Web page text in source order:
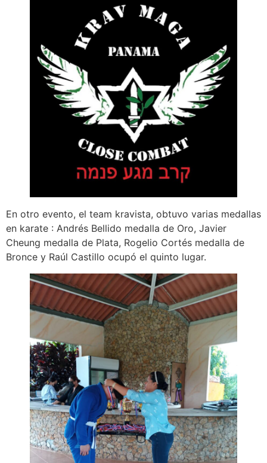
En otro evento, el team kravista, obtuvo varias medallas
en karate : Andrés Bellido medalla de Oro, Javier
Cheung medalla de Plata, Rogelio Cortés medalla de
Bronce y Raúl Castillo ocupó el quinto lugar.